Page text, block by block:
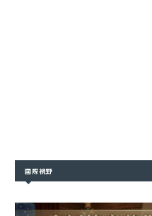
國際視野